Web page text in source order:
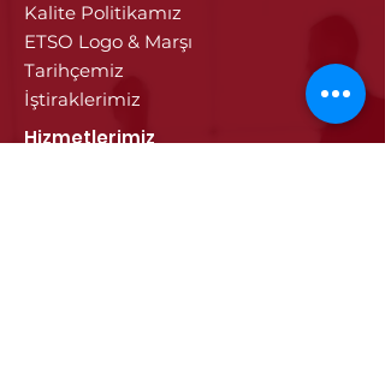
Kalite Politikamız
ETSO Logo & Marşı
Tarihçemiz
İştiraklerimiz
Hizmetlerimiz